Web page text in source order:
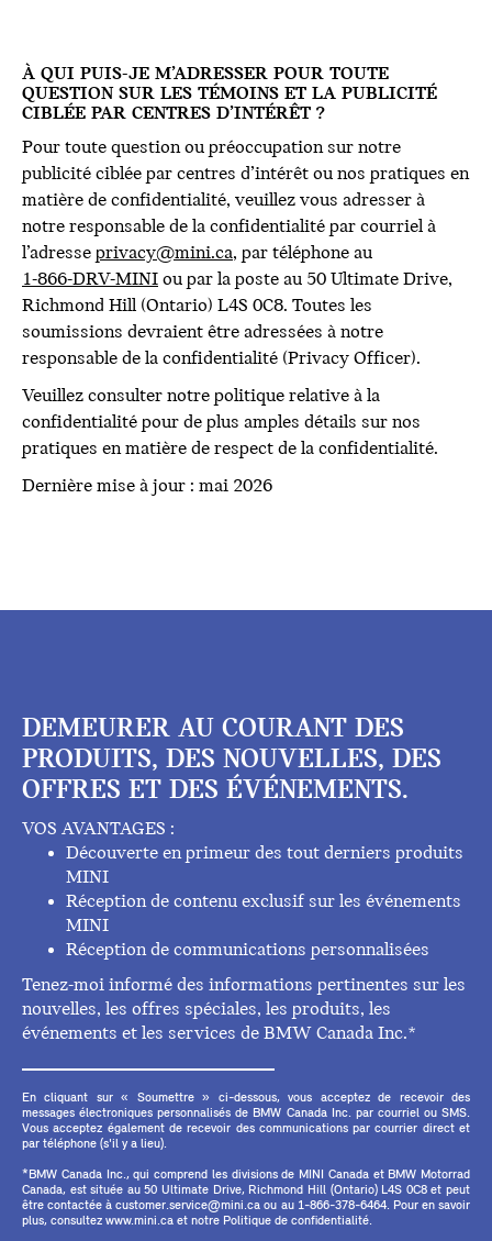
À QUI PUIS-JE M’ADRESSER POUR TOUTE
QUESTION SUR LES TÉMOINS ET LA PUBLICITÉ
CIBLÉE PAR CENTRES D’INTÉRÊT ?
Pour toute question ou préoccupation sur notre
publicité ciblée par centres d’intérêt ou nos pratiques en
matière de confidentialité, veuillez vous adresser à
notre responsable de la confidentialité par courriel à
l’adresse privacy@mini.ca, par téléphone au
1-866-DRV-MINI ou par la poste au 50 Ultimate Drive,
Richmond Hill (Ontario) L4S 0C8. Toutes les
soumissions devraient être adressées à notre
responsable de la confidentialité (Privacy Officer).
Veuillez consulter notre politique relative à la
confidentialité pour de plus amples détails sur nos
pratiques en matière de respect de la confidentialité.
Dernière mise à jour : mai 2026
DEMEURER AU COURANT DES
PRODUITS, DES NOUVELLES, DES
OFFRES ET DES ÉVÉNEMENTS.
VOS AVANTAGES :
Découverte en primeur des tout derniers produits
MINI
Réception de contenu exclusif sur les événements
MINI
Réception de communications personnalisées
Tenez-moi informé des informations pertinentes sur les
nouvelles, les offres spéciales, les produits, les
événements et les services de BMW Canada Inc.*
En cliquant sur « Soumettre » ci-dessous, vous acceptez de recevoir des
messages électroniques personnalisés de BMW Canada Inc. par courriel ou SMS.
Vous acceptez également de recevoir des communications par courrier direct et
par téléphone (s'il y a lieu).
*BMW Canada Inc., qui comprend les divisions de MINI Canada et BMW Motorrad
Canada, est située au 50 Ultimate Drive, Richmond Hill (Ontario) L4S 0C8 et peut
être contactée à customer.service@mini.ca ou au 1-866-378-6464. Pour en savoir
plus, consultez www.mini.ca et notre Politique de confidentialité.